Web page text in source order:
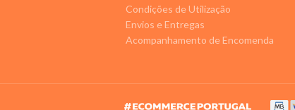
Condições de Utilização
Envios e Entregas
Acompanhamento de Encomenda